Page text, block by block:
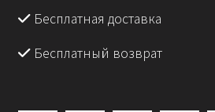
Бесплатная доставка
Бесплатный возврат